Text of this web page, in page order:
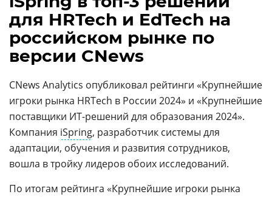
для HRTech и EdTech на
российском рынке по
версии CNews
CNews Analytics опубликовал рейтинги «Крупнейшие
игроки рынка HRTech в России 2024» и «Крупнейшие
поставщики ИТ-решений для образования 2024».
Компания iSpring, разработчик системы для
адаптации, обучения и развития сотрудников,
вошла в тройку лидеров обоих исследований.
По итогам рейтинга «Крупнейшие игроки рынка